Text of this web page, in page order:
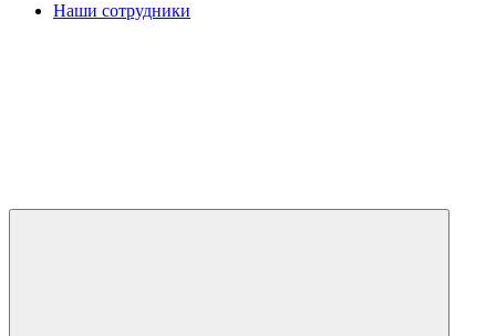
Наши сотрудники